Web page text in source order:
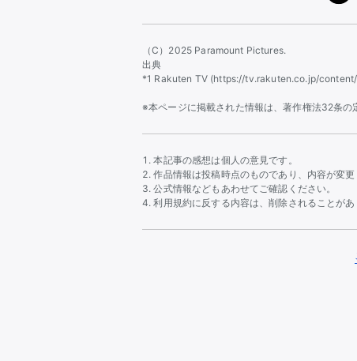
（C）2025 Paramount Pictures.
出典
*1 Rakuten TV (https://tv.rakuten.co.jp/
※本ページに掲載された情報は、著作権法32条の
本記事の感想は個人の意見です。
作品情報は投稿時点のものであり、内容が変更
公式情報などもあわせてご確認ください。
利用規約に反する内容は、削除されることがあ